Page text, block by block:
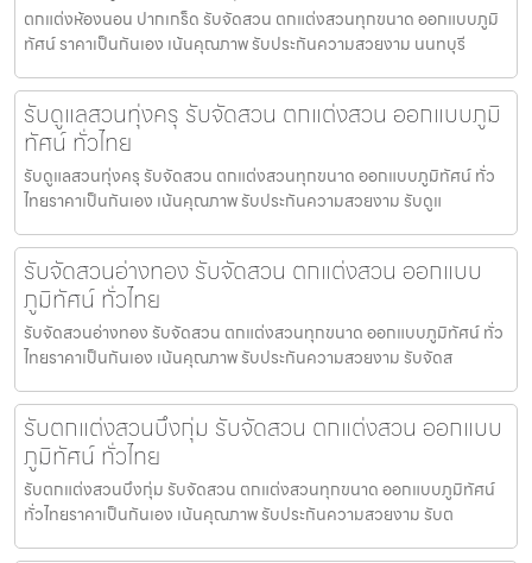
ตกแต่งห้องนอน ปากเกร็ด รับจัดสวน ตกแต่งสวนทุกขนาด ออกแบบภูมิ
ทัศน์ ราคาเป็นกันเอง เน้นคุณภาพ รับประกันความสวยงาม นนทบุรี
รับดูแลสวนทุ่งครุ รับจัดสวน ตกแต่งสวน ออกแบบภูมิ
ทัศน์ ทั่วไทย
รับดูแลสวนทุ่งครุ รับจัดสวน ตกแต่งสวนทุกขนาด ออกแบบภูมิทัศน์ ทั่ว
ไทยราคาเป็นกันเอง เน้นคุณภาพ รับประกันความสวยงาม รับดูแ
รับจัดสวนอ่างทอง รับจัดสวน ตกแต่งสวน ออกแบบ
ภูมิทัศน์ ทั่วไทย
รับจัดสวนอ่างทอง รับจัดสวน ตกแต่งสวนทุกขนาด ออกแบบภูมิทัศน์ ทั่ว
ไทยราคาเป็นกันเอง เน้นคุณภาพ รับประกันความสวยงาม รับจัดส
รับตกแต่งสวนบึงกุ่ม รับจัดสวน ตกแต่งสวน ออกแบบ
ภูมิทัศน์ ทั่วไทย
รับตกแต่งสวนบึงกุ่ม รับจัดสวน ตกแต่งสวนทุกขนาด ออกแบบภูมิทัศน์
ทั่วไทยราคาเป็นกันเอง เน้นคุณภาพ รับประกันความสวยงาม รับต